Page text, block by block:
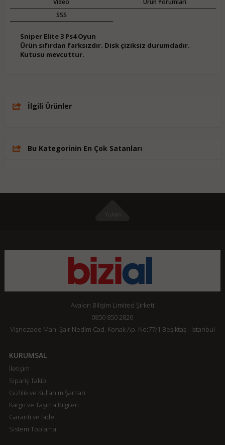
SSS
Sniper Elite 3 Ps4 Oyun
Ürün sıfırdan farksızdır. Disk çiziksiz durumdadır.
Kutusu mevcuttur.
İlgili Ürünler
Bu Kategorinin En Çok Satanları
Avalon Bilişim Limited Şirketi
0850 850 2820
Vişnezade Mah. Şair Nedim Cad. Konak Ap. No:77/1 Beşiktaş - İstanbul
KURUMSAL
İletişim
Sipariş Takibi
Gizlilik ve Kullanım Şartları
Kargo ve Taşıma Bilgileri
Garanti ve İade
Sistem Toplama